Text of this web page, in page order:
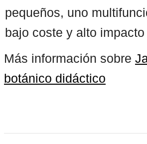
pequeños, uno
bajo coste y alto
Más información sobre
botánico didáctico